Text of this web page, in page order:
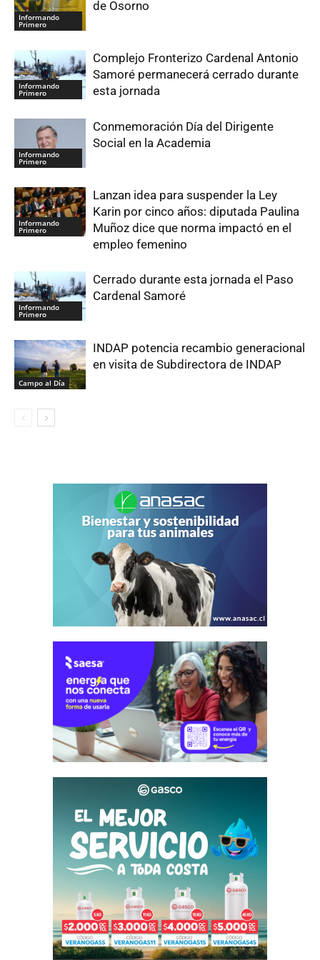
Informando
Primero
de Osorno
Informando
Primero
Complejo Fronterizo Cardenal Antonio
Samoré permanecerá cerrado durante
esta jornada
Informando
Primero
Conmemoración Día del Dirigente
Social en la Academia
Informando
Primero
Lanzan idea para suspender la Ley
Karin por cinco años: diputada Paulina
Muñoz dice que norma impactó en el
empleo femenino
Informando
Primero
Cerrado durante esta jornada el Paso
Cardenal Samoré
Campo al Día
INDAP potencia recambio generacional
en visita de Subdirectora de INDAP